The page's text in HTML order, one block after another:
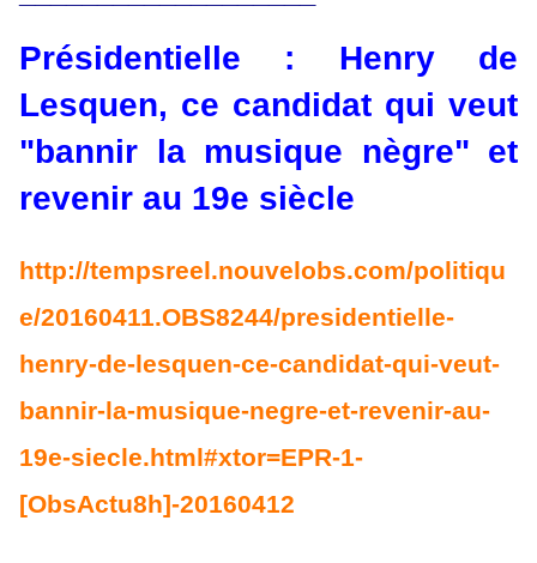
Présidentielle : Henry de
Lesquen, ce candidat qui veut
"bannir la musique nègre" et
revenir au 19e siècle
http://tempsreel.nouvelobs.com/politiqu
e/20160411.OBS8244/presidentielle-
henry-de-lesquen-ce-candidat-qui-veut-
bannir-la-musique-negre-et-revenir-au-
19e-siecle.html#xtor=EPR-1-
[ObsActu8h]-20160412